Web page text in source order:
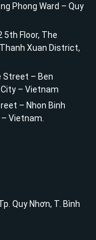
Phong Ward – Quy
5th Floor, The
Xuan District,
Street – Ben
– Vietnam
– Nhon Binh
Vietnam.
Quy Nhơn, T. Bình